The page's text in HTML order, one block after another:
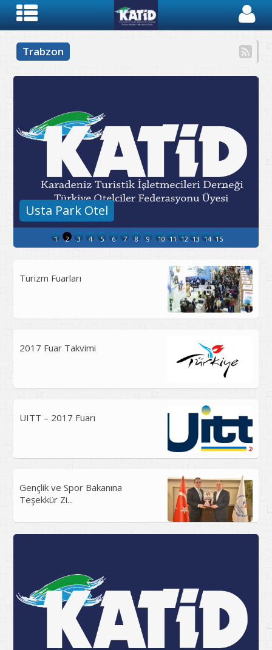
Trabzon
Royal Comfort Hotel
1 2 3 4 5 6 7 8 9 10 11 12 13 14 15
Turizm Fuarları
2017 Fuar Takvimi
UITT – 2017 Fuarı
Gençlik ve Spor Bakanına
Teşekkür Zi...